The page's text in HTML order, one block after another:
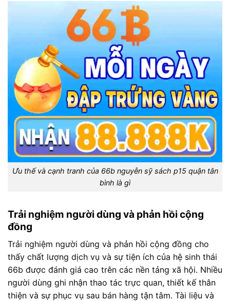
Ưu thế và cạnh tranh của 66b nguyễn sỹ sách p15 quận tân
bình là gì
Trải nghiệm người dùng và phản hồi cộng
đồng
Trải nghiệm người dùng và phản hồi cộng đồng cho
thấy chất lượng dịch vụ và sự tiện ích của hệ sinh thái
66b được đánh giá cao trên các nền tảng xã hội. Nhiều
người dùng ghi nhận thao tác trực quan, thiết kế thân
thiện và sự phục vụ sau bán hàng tận tâm. Tài liệu và